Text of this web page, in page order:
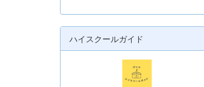
ハイスクールガイド